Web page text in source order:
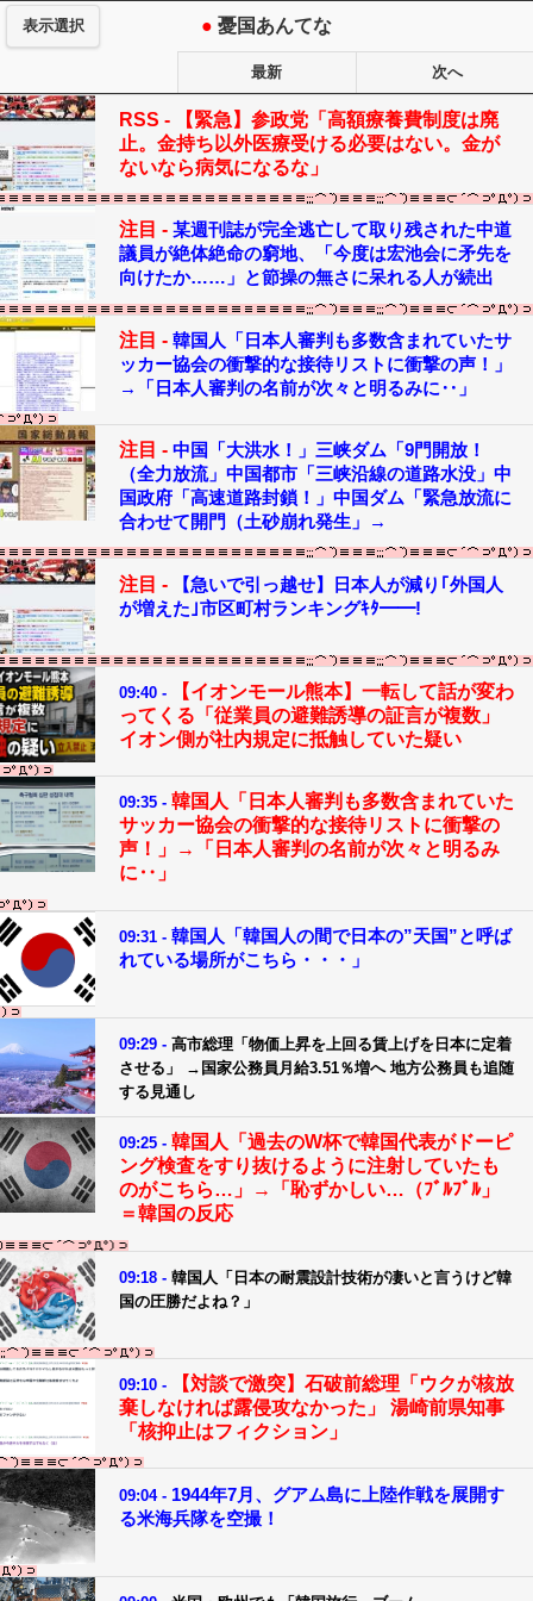
表示選択 ● 憂国あんてな
最新 次へ
RSS -
【緊急】参政党「高額療養費制度は廃
止。金持ち以外医療受ける必要はない。金が
ないなら病気になるな」
注目 - 某週刊誌が完全逃亡して取り残された中道
議員が絶体絶命の窮地、「今度は宏池会に矛先を
向けたか……」と節操の無さに呆れる人が続出
注目 - 韓国人「日本人審判も多数含まれていたサ
ッカー協会の衝撃的な接待リストに衝撃の声！」
→「日本人審判の名前が次々と明るみに‥」
注目 - 中国「大洪水！」三峡ダム「9門開放！
（全力放流」中国都市「三峡沿線の道路水没」中
国政府「高速道路封鎖！」中国ダム「緊急放流に
合わせて開門（土砂崩れ発生」→
注目 -
【急いで引っ越せ】日本人が減り｢外国人
が増えた｣市区町村ランキングｷﾀ━━!
09:40 -
【イオンモール熊本】一転して話が変わ
ってくる「従業員の避難誘導の証言が複数」
イオン側が社内規定に抵触していた疑い
09:35 - 韓国人「日本人審判も多数含まれていた
サッカー協会の衝撃的な接待リストに衝撃の
声！」→「日本人審判の名前が次々と明るみ
に‥」
09:31 - 韓国人「韓国人の間で日本の”天国”と呼ば
れている場所がこちら・・・」
09:29 - 高市総理「物価上昇を上回る賃上げを日本に定着
させる」 →国家公務員月給3.51％増へ 地方公務員も追随
する見通し
09:25 - 韓国人「過去のW杯で韓国代表がドーピ
ング検査をすり抜けるように注射していたも
のがこちら…」→「恥ずかしい…（ﾌﾞﾙﾌﾞﾙ」
＝韓国の反応
09:18 - 韓国人「日本の耐震設計技術が凄いと言うけど韓
国の圧勝だよね？」
09:10 -
【対談で激突】石破前総理「ウクが核放
棄しなければ露侵攻なかった」 湯崎前県知事
「核抑止はフィクション」
09:04 - 1944年7月、グアム島に上陸作戦を展開す
る米海兵隊を空撮！